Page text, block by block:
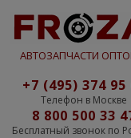
АВТОЗАПЧАСТИ
+7 (495) 374 95
Телефон в Москве
8 800 500 33
Бесплатный звонок по